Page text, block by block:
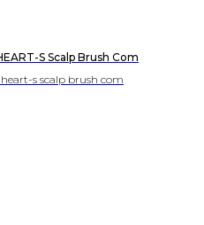
S Scalp Brush Сom
s scalp brush сom